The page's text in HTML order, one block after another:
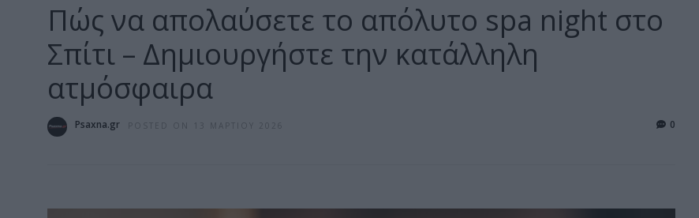
Πώς να απολαύσετε το απόλυτο spa night στο
Σπίτι – Δημιουργήστε την κατάλληλη
ατμόσφαιρα
Psaxna.gr POSTED ON 13 ΜΑΡΤΊΟΥ 2026 0